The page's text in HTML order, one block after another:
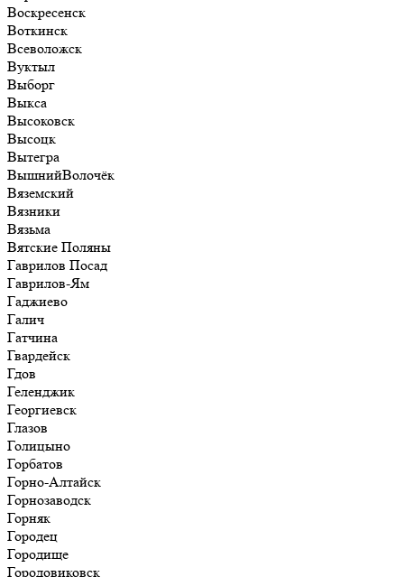
Воскресенск
Воткинск
Всеволожск
Вуктыл
Выборг
Выкса
Высоковск
Высоцк
Вытегра
ВышнийВолочёк
Вяземский
Вязники
Вязьма
Вятские Поляны
Гаврилов Посад
Гаврилов-Ям
Гаджиево
Галич
Гатчина
Гвардейск
Гдов
Геленджик
Георгиевск
Глазов
Голицыно
Горбатов
Горно-Алтайск
Горнозаводск
Горняк
Городец
Городище
Городовиковск